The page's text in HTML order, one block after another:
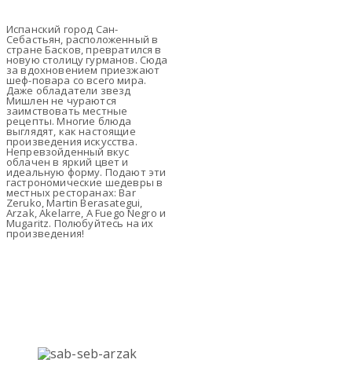
Испанский город Сан-
Себастьян, расположенный в
стране Басков, превратился в
новую столицу гурманов. Сюда
за вдохновением приезжают
шеф-повара со всего мира.
Даже обладатели звезд
Мишлен не чураются
заимствовать местные
рецепты. Многие блюда
выглядят, как настоящие
произведения искусства.
Непревзойденный вкус
облачен в яркий цвет и
идеальную форму. Подают эти
гастрономические шедевры в
местных ресторанах: Bar
Zeruko, Martin Berasategui,
Arzak, Akelarre, A Fuego Negro и
Mugaritz. Полюбуйтесь на их
произведения!